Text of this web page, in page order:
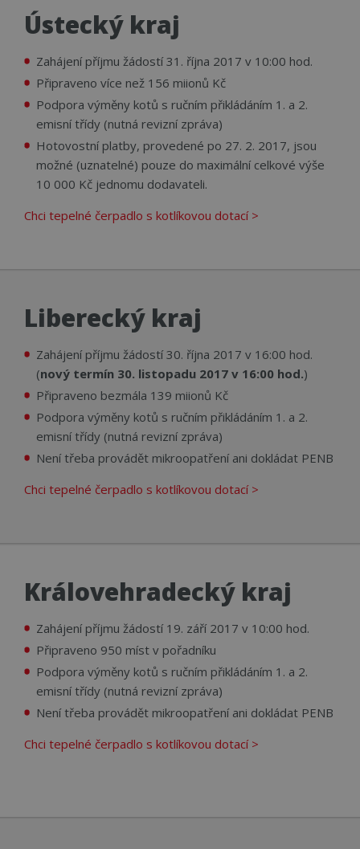
Ústecký kraj
Zahájení příjmu žádostí 31. října 2017 v 10:00 hod.
Připraveno více než 156 miionů Kč
Podpora výměny kotů s ručním přikládáním 1. a 2.
emisní třídy (nutná revizní zpráva)
Hotovostní platby, provedené po 27. 2. 2017, jsou
možné (uznatelné) pouze do maximální celkové výše
10 000 Kč jednomu dodavateli.
Chci tepelné čerpadlo s kotlíkovou dotací >
Liberecký kraj
Zahájení příjmu žádostí 30. října 2017 v 16:00 hod.
(nový termín 30. listopadu 2017 v 16:00 hod.)
Připraveno bezmála 139 miionů Kč
Podpora výměny kotů s ručním přikládáním 1. a 2.
emisní třídy (nutná revizní zpráva)
Není třeba provádět mikroopatření ani dokládat PENB
Chci tepelné čerpadlo s kotlíkovou dotací >
Královehradecký kraj
Zahájení příjmu žádostí 19. září 2017 v 10:00 hod.
Připraveno 950 míst v pořadníku
Podpora výměny kotů s ručním přikládáním 1. a 2.
emisní třídy (nutná revizní zpráva)
Není třeba provádět mikroopatření ani dokládat PENB
Chci tepelné čerpadlo s kotlíkovou dotací >